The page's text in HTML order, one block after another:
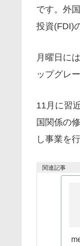
です。外
投資(FDI)
月曜日に
ップグレ
11月に習
国関係の
し事業を
関連記事